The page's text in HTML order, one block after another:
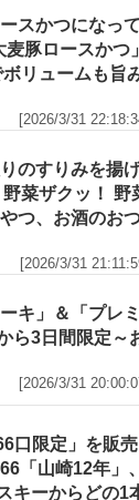
スかつになって
豚ロースかつ」
リュームも旨
[2026/3/31
のすりみを揚
菜ザクッ！ 野
つ、お酒のお
[2026/3/31
キ」＆「プレミ
ら3日間限定～
[2026/3/31
口限定」を販売
「山崎12年」、
キーからどの1